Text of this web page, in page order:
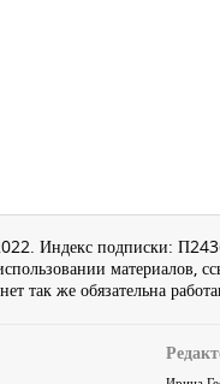
Индекс подписки:
материалов,
так же обязательна